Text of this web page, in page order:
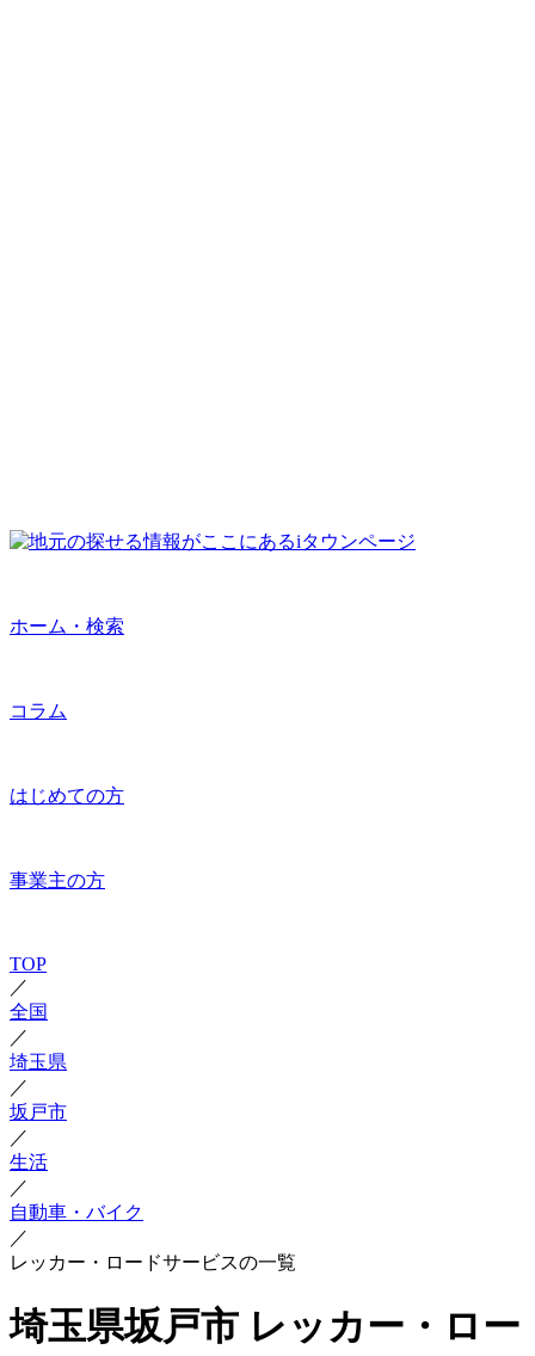
ホーム・検索
コラム
はじめての方
事業主の方
TOP
／
全国
／
埼玉県
／
坂戸市
／
生活
／
自動車・バイク
／
レッカー・ロードサービスの一覧
埼玉県坂戸市 レッカー・ロー